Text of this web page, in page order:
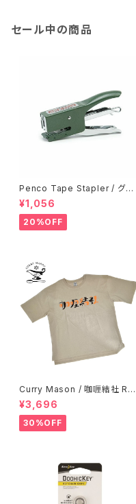
セール中の商品
Penco Tape Stapler / グリ
ーン
¥1,056
20%OFF
Curry Mason / 咖喱結社 RET
RO T-Shirt
¥3,696
30%OFF